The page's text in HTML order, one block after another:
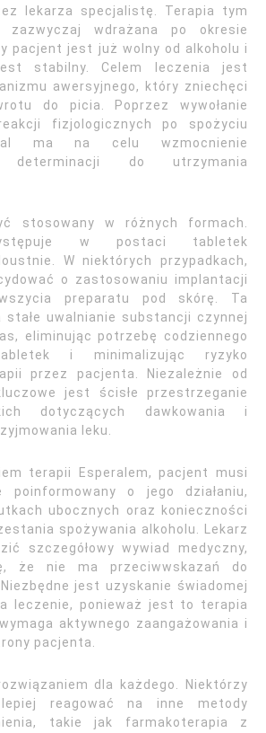
lekarza specjalistę. Terapia tym
zazwyczaj wdrażana po okresie
pacjent jest już wolny od alkoholu i
stabilny. Celem leczenia jest
awersyjnego, który zniechęci
do picia. Poprzez wywołanie
fizjologicznych po spożyciu
ma na celu wzmocnienie
determinacji do utrzymania
stosowany w różnych formach.
w postaci tabletek
W niektórych przypadkach,
o zastosowaniu implantacji
preparatu pod skórę. Ta
stałe uwalnianie substancji czynnej
eliminując potrzebę codziennego
i minimalizując ryzyko
przez pacjenta. Niezależnie od
jest ścisłe przestrzeganie
dotyczących dawkowania i
leku.
terapii Esperalem, pacjent musi
poinformowany o jego działaniu,
ubocznych oraz konieczności
spożywania alkoholu. Lekarz
szczegółowy wywiad medyczny,
że nie ma przeciwwskazań do
jest uzyskanie świadomej
leczenie, ponieważ jest to terapia
aktywnego zaangażowania i
pacjenta.
dla każdego. Niektórzy
reagować na inne metody
takie jak farmakoterapia z